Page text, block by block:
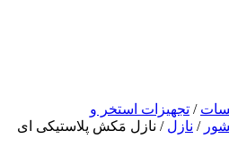
/ تجهیزات استخر و
/ نازل / نازل مَکش پلاستیکی ای